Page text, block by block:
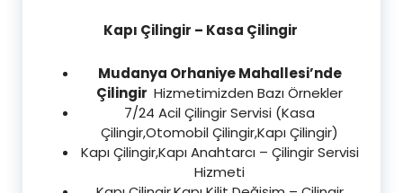
Kapı Çilingir – Kasa Çilingir
Mudanya Orhaniye Mahallesi’nde
Çilingir Hizmetimizden Bazı Örnekler
7/24 Acil Çilingir Servisi (Kasa
Çilingir,Otomobil Çilingir,Kapı Çilingir)
Kapı Çilingir,Kapı Anahtarcı – Çilingir Servisi
Hizmeti